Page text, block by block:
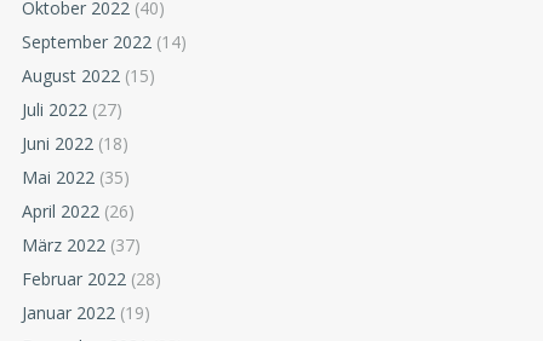
Oktober 2022 (40)
September 2022 (14)
August 2022 (15)
Juli 2022 (27)
Juni 2022 (18)
Mai 2022 (35)
April 2022 (26)
März 2022 (37)
Februar 2022 (28)
Januar 2022 (19)